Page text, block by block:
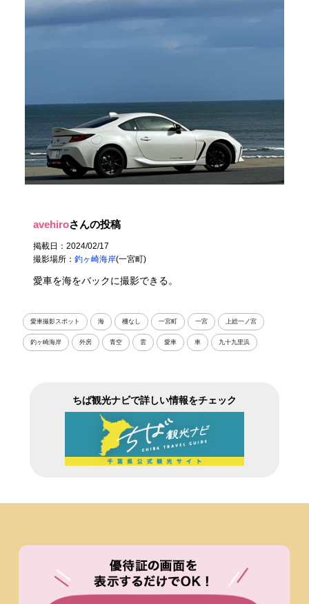
avehiroさんの投稿
掲載日：2024/02/17
撮影場所：釣ヶ崎海岸(一宮町)
愛車を海をバックに撮影できる。
愛車撮影スポット 海 柵なし 一宮町 一宮 上総一ノ宮
釣ヶ崎海岸 外房 青空 雲 愛車 車 九十九里浜
ちば観光ナビで詳しい情報をチェック